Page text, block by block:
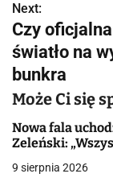
i
g
a
c
j
a
Next:
Czy
światło na
bunkra
Może Ci się
Nowa fala
Zeleński:
9 sierpnia 2026